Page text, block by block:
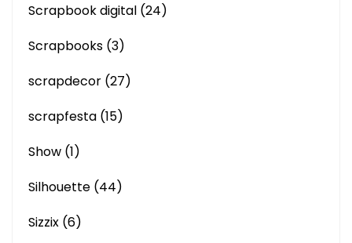
Scrapbook digital (24)
Scrapbooks (3)
scrapdecor (27)
scrapfesta (15)
Show (1)
Silhouette (44)
Sizzix (6)